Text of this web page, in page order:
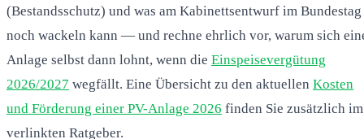
(Bestandsschutz) und was am Kabinettsentwurf im Bundestag
noch wackeln kann — und rechne ehrlich vor, warum sich
Anlage selbst dann lohnt, wenn die Einspeisevergütung
2026/2027 wegfällt. Eine Übersicht zu den aktuellen Kosten
und Förderung einer PV-Anlage 2026 finden Sie zusätzlich im
verlinkten Ratgeber.